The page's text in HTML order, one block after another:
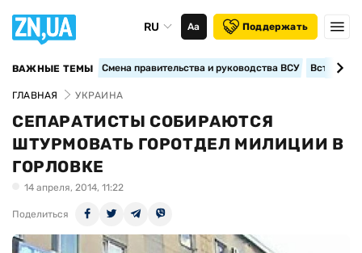
RU Аа Поддержать
ВАЖНЫЕ ТЕМЫ Смена правительства и руководства ВСУ
ГЛАВНАЯ УКРАИНА
СЕПАРАТИСТЫ СОБИРАЮТСЯ
ШТУРМОВАТЬ ГОРОТДЕЛ МИЛИЦИИ В
ГОРЛОВКЕ
14 апреля, 2014, 11:22
Поделиться